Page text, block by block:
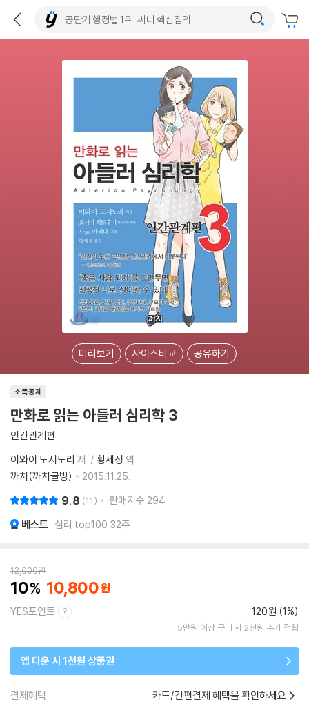
미리보기 사이즈비교 공유하기
소득공제
만화로 읽는 아들러 심리학 3
인간관계편
이와이 도시노리 저 황세정 역
까치(까치글방)
2015.11.25.
9.8 11 판매지수 294
베스트 심리 top100 32주
12,000원
10 10,800
YES포인트 120원 (1%)
5만원 이상 구매 시 2천원 추가 적립
앱 다운 시 1천원 상품권
결제혜택 카드/간편결제 혜택을 확인하세요